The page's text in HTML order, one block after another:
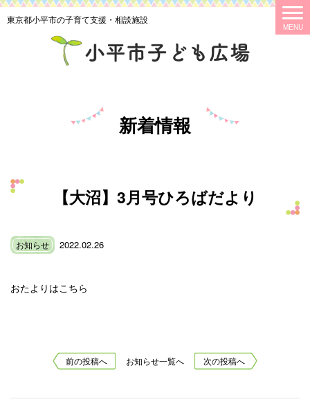
東京都小平市の子育て支援・相談施設
新着情報
【大沼】3月号ひろばだより
お知らせ 2022.02.26
おたよりはこちら
前の投稿へ お知らせ一覧へ 次の投稿へ